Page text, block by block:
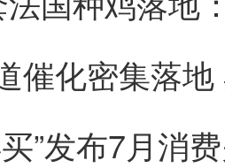
”发布7月消